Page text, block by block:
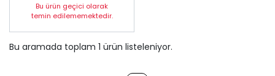
Bu ürün geçici olarak
temin edilememektedir.
Bu aramada toplam 1 ürün listeleniyor.